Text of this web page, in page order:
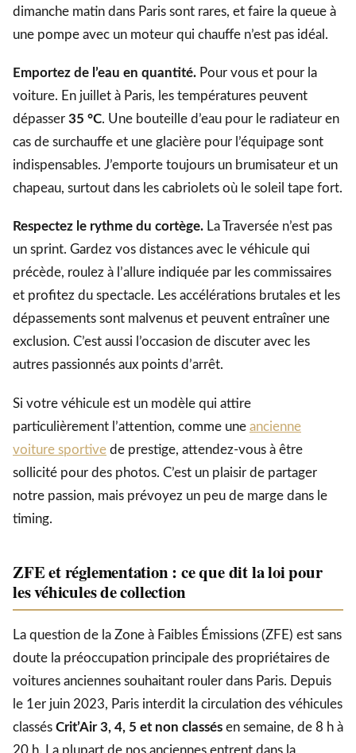
dimanche matin dans Paris sont rares, et faire la queue à
une pompe avec un moteur qui chauffe n’est pas idéal.
Emportez de l’eau en quantité. Pour vous et pour la
voiture. En juillet à Paris, les températures peuvent
dépasser 35 °C. Une bouteille d’eau pour le radiateur en
cas de surchauffe et une glacière pour l’équipage sont
indispensables. J’emporte toujours un brumisateur et un
chapeau, surtout dans les cabriolets où le soleil tape fort.
Respectez le rythme du cortège. La Traversée n’est pas
un sprint. Gardez vos distances avec le véhicule qui
précède, roulez à l’allure indiquée par les commissaires
et profitez du spectacle. Les accélérations brutales et les
dépassements sont malvenus et peuvent entraîner une
exclusion. C’est aussi l’occasion de discuter avec les
autres passionnés aux points d’arrêt.
Si votre véhicule est un modèle qui attire
particulièrement l’attention, comme une ancienne
voiture sportive de prestige, attendez-vous à être
sollicité pour des photos. C’est un plaisir de partager
notre passion, mais prévoyez un peu de marge dans le
timing.
ZFE et réglementation : ce que dit la loi pour
les véhicules de collection
La question de la Zone à Faibles Émissions (ZFE) est sans
doute la préoccupation principale des propriétaires de
voitures anciennes souhaitant rouler dans Paris. Depuis
le 1er juin 2023, Paris interdit la circulation des véhicules
classés Crit’Air 3, 4, 5 et non classés en semaine, de 8 h à